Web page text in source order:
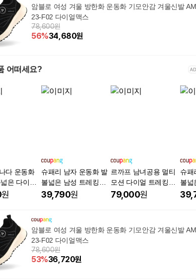
암블로 여성 겨울 방한화 운동화 기모안감 겨울신발 AM
23-F02 다이얼맥스
78,600원
56%34,680원
어떠세요?
다 운동화
은 다이얼
키높이 남
너지핏
원
슈패리 남자 운동화 발
볼넓은 남성 트레킹화
발편한 여름 다이얼 신
39,790원
르까프 남녀공용 멀티
모션 다이얼 트레킹화
아이보리 BJ007IVO
79,000원
슈패
볼넓
발편
암블로 여성 겨울 방한화 운동화 기모안감 겨울신발 AM
23-F02 다이얼맥스
78,600원
53%36,720원